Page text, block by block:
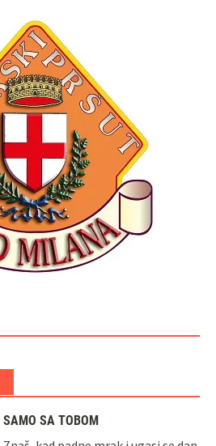
SAMO SA TOBOM